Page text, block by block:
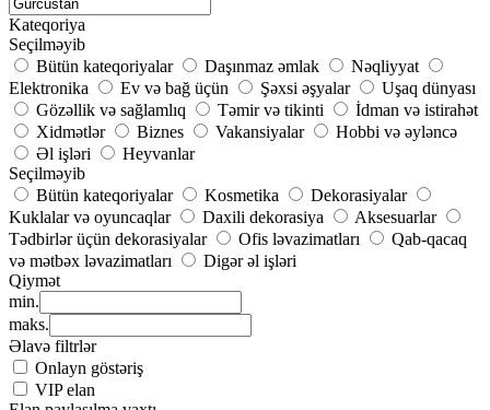
Kateqoriya
Seçilməyib
Bütün kateqoriyalar
Daşınmaz əmlak
Nəqliyyat
Elektronika
Ev və bağ üçün Şəxsi əşyalar
Uşaq dünyası
Gözəllik və sağlamlıq
Təmir və tikinti
İdman və istirahət
Xidmətlər
Biznes Vakansiyalar
Hobbi və əyləncə
Əl işləri
Heyvanlar
Seçilməyib
Bütün kateqoriyalar
Kosmetika
Dekorasiyalar
Kuklalar və oyuncaqlar
Daxili dekorasiya
Aksesuarlar
Tədbirlər üçün dekorasiyalar
Ofis ləvazimatları
Qab-qacaq
və mətbəx ləvazimatları
Digər əl işləri
Qiymət
min.
maks.
Əlavə filtrlər
Onlayn göstəriş
VIP elan